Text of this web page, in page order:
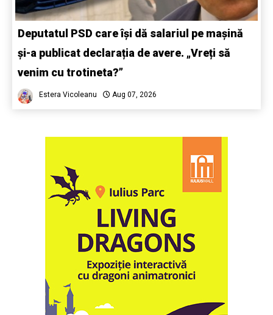
Deputatul PSD care își dă salariul pe mașină
și-a publicat declarația de avere. „Vreți să
venim cu trotineta?”
Estera Vicoleanu Aug 07, 2026